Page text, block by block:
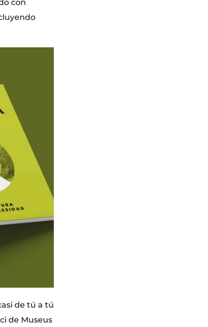
con
de tú a tú
de Museus